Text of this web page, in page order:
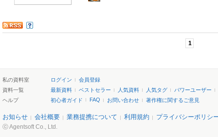
1
私の資料室 ログイン
会員登録
資料一覧
最新資料 ベストセラー 人気資料 人気タグ
パワーユーザー
ヘルプ
初心者ガイド FAQ お問い合わせ 著作権に関するご意見
お知らせ 会社概要 業務提携について 利用規約 プライバシーポリシ
ⓒ Agentsoft Co., Ltd.